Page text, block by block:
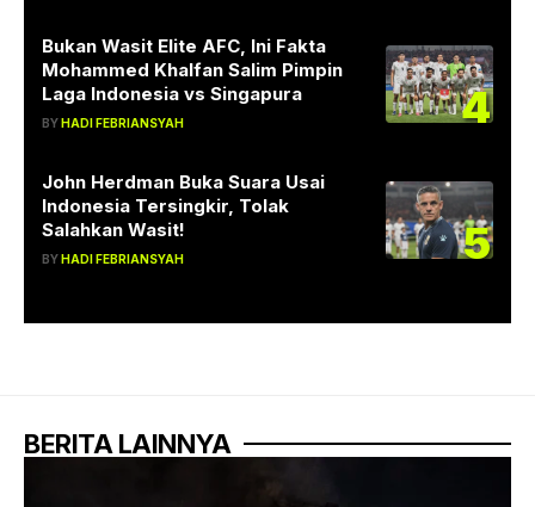
Bukan Wasit Elite AFC, Ini Fakta
Mohammed Khalfan Salim Pimpin
Laga Indonesia vs Singapura
BYHADI FEBRIANSYAH 4
John Herdman Buka Suara Usai
Indonesia Tersingkir, Tolak
Salahkan Wasit!
BYHADI FEBRIANSYAH 5
BERITA LAINNYA